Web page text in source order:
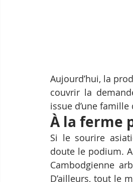
Aujourd’hui, la
couvrir la
issue d’une
À la ferme
Si le sourire
doute le podium.
Cambodgienne
D’ailleurs, tout le